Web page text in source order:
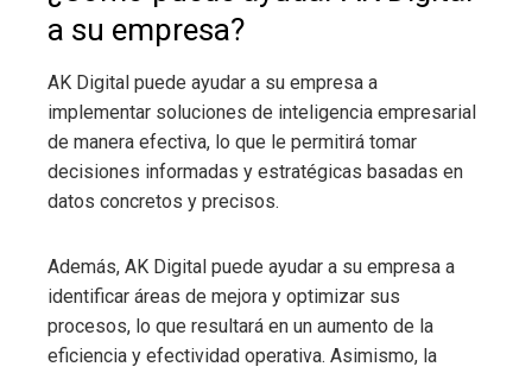
a su empresa?
AK Digital puede ayudar a su empresa a
implementar soluciones de inteligencia empresarial
de manera efectiva, lo que le permitirá tomar
decisiones informadas y estratégicas basadas en
datos concretos y precisos.
Además, AK Digital puede ayudar a su empresa a
identificar áreas de mejora y optimizar sus
procesos, lo que resultará en un aumento de la
eficiencia y efectividad operativa. Asimismo, la